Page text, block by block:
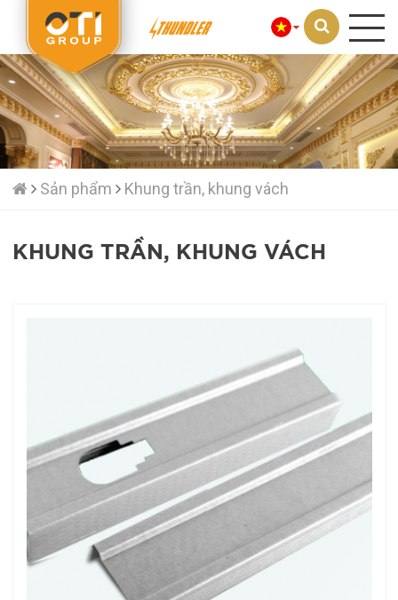
Loading...
Sản phẩm Khung trần, khung vách
KHUNG TRẦN, KHUNG VÁCH